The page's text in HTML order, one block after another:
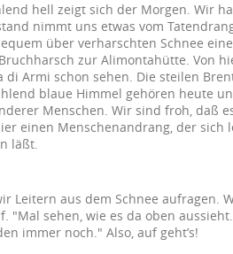
hell zeigt sich der Morgen. Wir
nimmt uns etwas vom
über verharschten Schnee
zur Alimontahütte. Von
di Armi schon sehen. Die steilen
blaue Himmel gehören heute
Menschen. Wir sind froh, daß
einen Menschenandrang, der sich
läßt.
Leitern aus dem Schnee aufragen.
"Mal sehen, wie es da oben
immer noch." Also, auf geht’s!